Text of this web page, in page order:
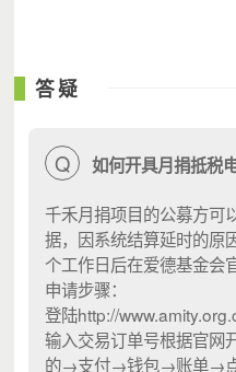
“爸爸妈妈很忙的，都没空
答疑
Q 如何开具月捐抵税
千禾月捐项目的公募方可
据，因系统结算延时的原
个工作日后在爱德基金会
申请步骤：
登陆http://
输入交易订单号根据官
的→支付→钱包→账单→点